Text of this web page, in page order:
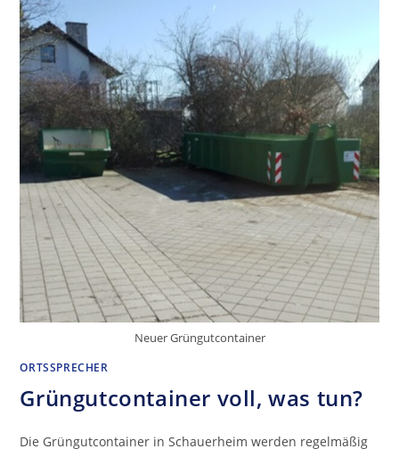
Neuer Grüngutcontainer
ORTSSPRECHER
Grüngutcontainer voll, was tun?
Die Grüngutcontainer in Schauerheim werden regelmäßig